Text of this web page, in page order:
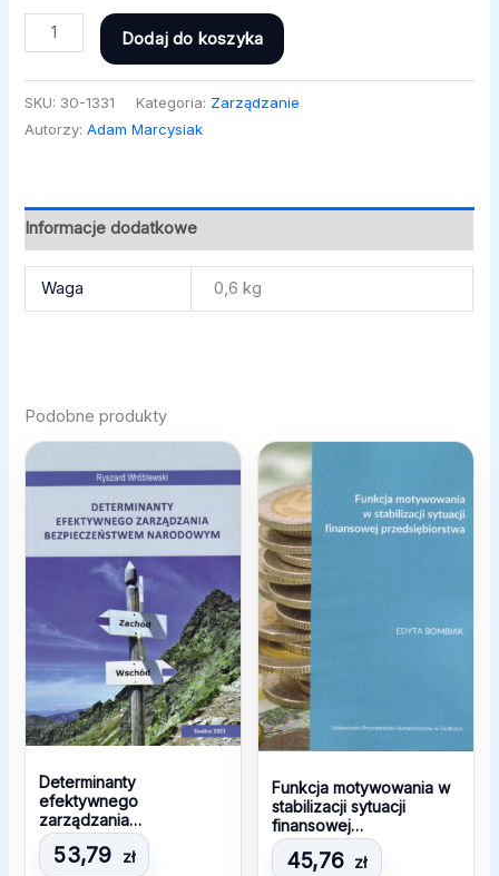
Dodaj do koszyka
SKU: 30-1331 Kategoria: Zarządzanie
Autorzy:Adam Marcysiak
Informacje dodatkowe
Waga 0,6 kg
Podobne produkty
Determinanty
efektywnego
zarządzania
bezpieczeństwem
narodowym
53,79 zł
Funkcja motywowania w
stabilizacji sytuacji
finansowej
przedsiębiorstwa
45,76 zł